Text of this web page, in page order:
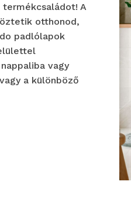
termékcsaládot! A
otthonod,
padlólapok
vagy
a különböző